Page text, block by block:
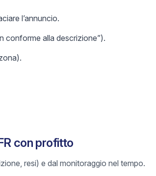
l’annuncio.
conforme alla descrizione”).
con profitto
resi) e dal monitoraggio nel tempo.